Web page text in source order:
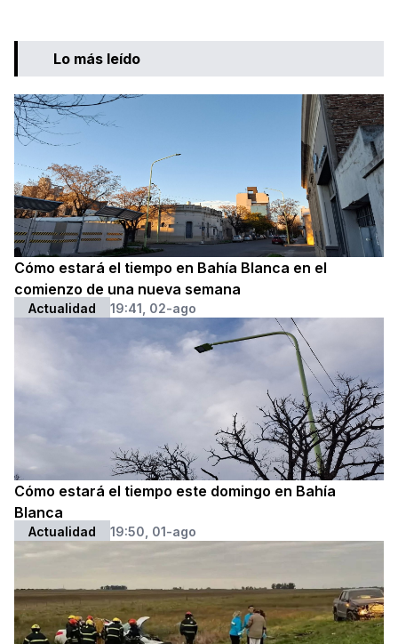
Lo más leído
Cómo estará el tiempo en Bahía Blanca en el
comienzo de una nueva semana
Actualidad 19:41, 02-ago
Cómo estará el tiempo este domingo en Bahía
Blanca
Actualidad 19:50, 01-ago